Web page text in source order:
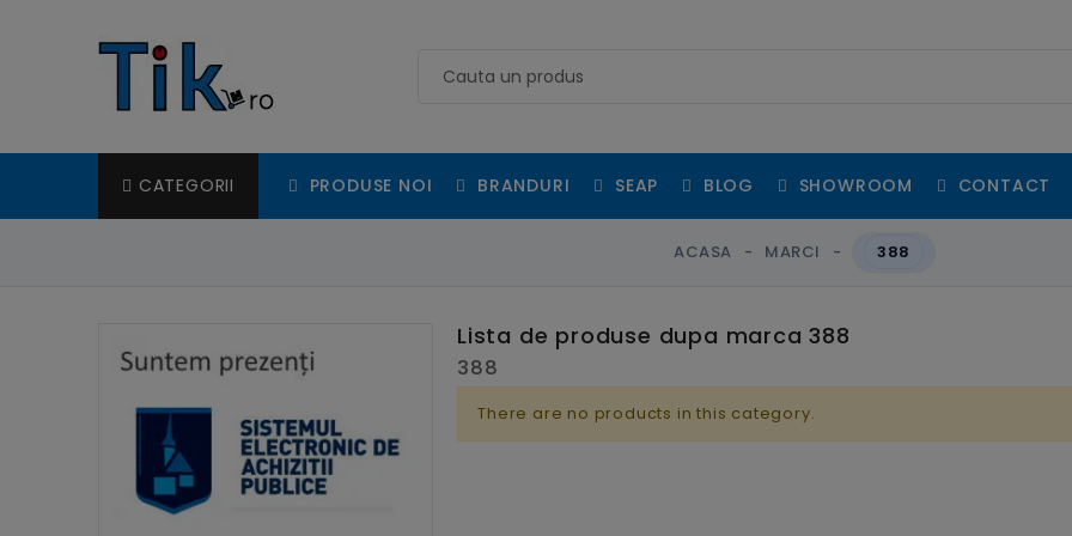
CATEGORII PRODUSE NOI BRANDURI SEAP BLOG SHOWROOM CONTACT
ACASA MARCI 388
Lista de produse dupa marca 388
388
There are no products in this category.